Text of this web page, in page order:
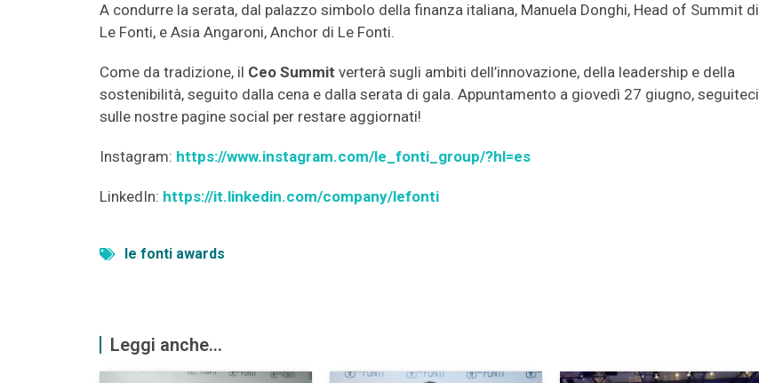
A condurre la serata, dal palazzo simbolo della finanza italiana, Manuela Donghi, Head of Summit di
Le Fonti, e Asia Angaroni, Anchor di Le Fonti.
Come da tradizione, il Ceo Summit verterà sugli ambiti dell’innovazione, della leadership e della
sostenibilità, seguito dalla cena e dalla serata di gala. Appuntamento a giovedì 27 giugno, seguiteci
sulle nostre pagine social per restare aggiornati!
Instagram: https://www.instagram.com/le_fonti_group/?hl=es
LinkedIn: https://it.linkedin.com/company/lefonti
le fonti awards
Leggi anche...